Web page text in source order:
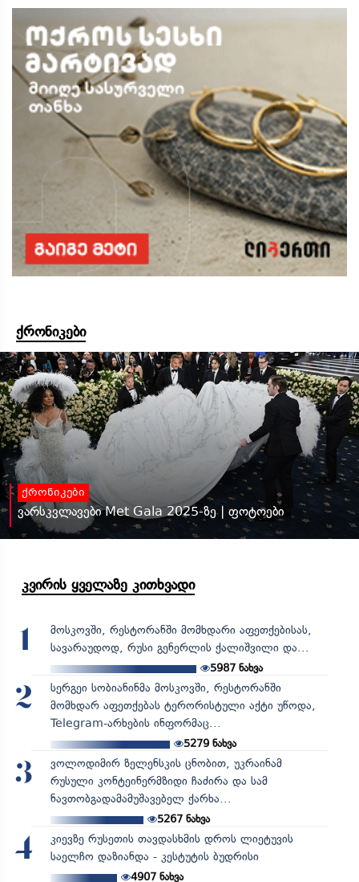
ქრონიკები
ქრონიკები
ვარსკვლავები Met Gala 2025-ზე | ფოტოები
კვირის ყველაზე კითხვადი
1
მოსკოვში, რესტორანში მომხდარი აფეთქებისას,
სავარაუდოდ, რუსი გენერლის ქალიშვილი და...
5987 ნახვა
2
სერგეი სობიანინმა მოსკოვში, რესტორანში
მომხდარ აფეთქებას ტერორისტული აქტი უწოდა,
Telegram-არხების ინფორმაც...
5279ნახვა
3
ვოლოდიმირ ზელენსკის ცნობით, უკრაინამ
რუსული კონტეინერმზიდი ჩაძირა და სამ
ნავთობგადამამუშავებელ ქარხა...
5267ნახვა
4
კიევზე რუსეთის თავდასხმის დროს ლიეტუვის
საელჩო დაზიანდა - კესტუტის ბუდრისი
4907ნახვა